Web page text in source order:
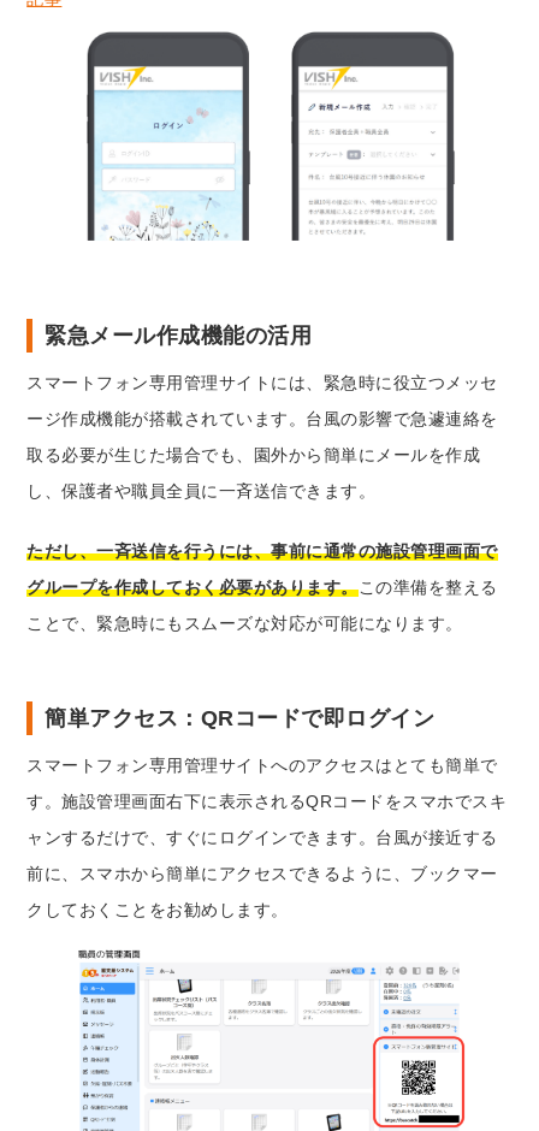
緊急メール作成機能の活用
スマートフォン専用管理サイトには、緊急時に役立つメッセ
ージ作成機能が搭載されています。台風の影響で急遽連絡を
取る必要が生じた場合でも、園外から簡単にメールを作成
し、保護者や職員全員に一斉送信できます。
ただし、一斉送信を行うには、事前に通常の施設管理画面で
グループを作成しておく必要があります。この準備を整える
ことで、緊急時にもスムーズな対応が可能になります。
簡単アクセス：QRコードで即ログイン
スマートフォン専用管理サイトへのアクセスはとても簡単で
す。施設管理画面右下に表示されるQRコードをスマホでスキ
ャンするだけで、すぐにログインできます。台風が接近する
前に、スマホから簡単にアクセスできるように、ブックマー
クしておくことをお勧めします。